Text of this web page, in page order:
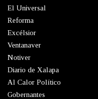
El Universal
Reforma
Excélsior
Ventanaver
Notiver
Diario de Xalapa
Al Calor Político
Gobernantes